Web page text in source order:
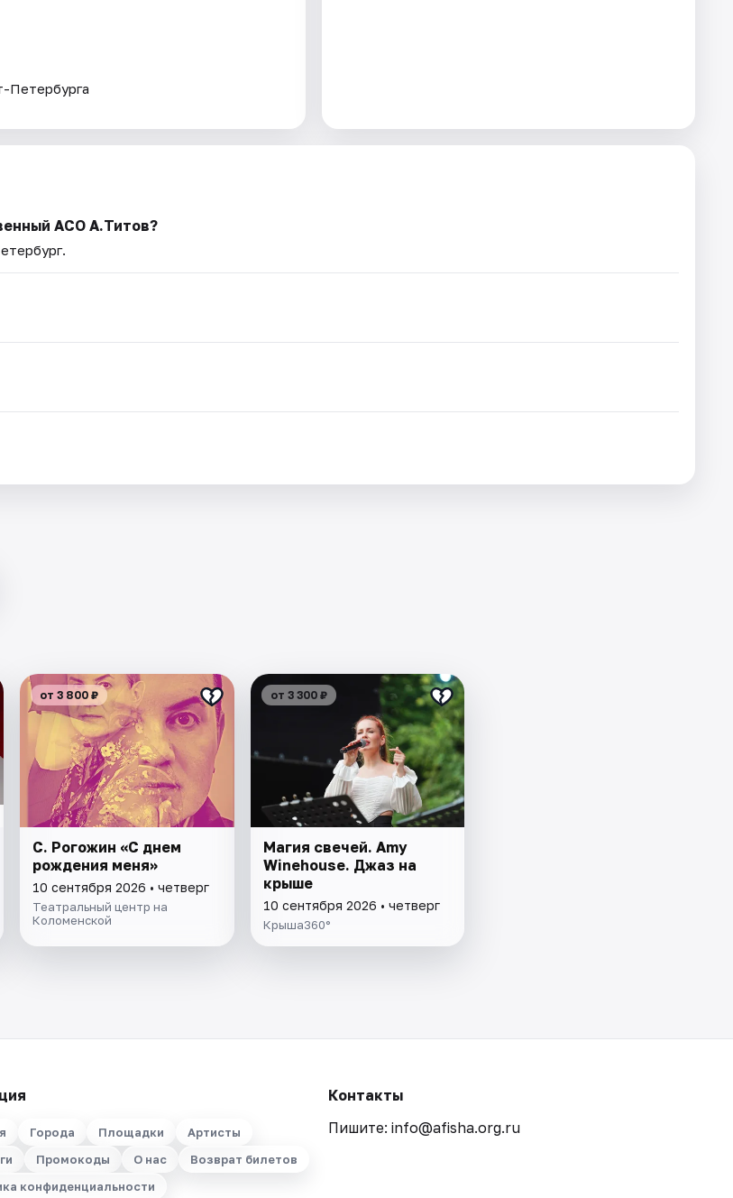
Петербурга
АСО А.Титов?
от 3 800 ₽
С. Рогожин «С днем
рождения меня»
10 сентября 2026 • четверг
Театральный центр на
Коломенской
от 3 300 ₽
Магия свечей. Amy
Winehouse. Джаз на
крыше
10 сентября 2026 • четверг
Крыша360°
Города Площадки
Артисты
Промокоды О нас
Возврат билетов
конфиденциальности
Контакты
Пишите: info@afisha.org.ru